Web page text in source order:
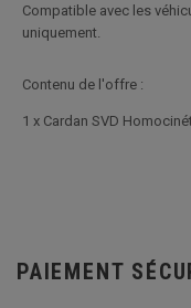
Compatible avec les
uniquement.
Contenu de l'offre :
1 x Cardan SVD
PAIEMENT